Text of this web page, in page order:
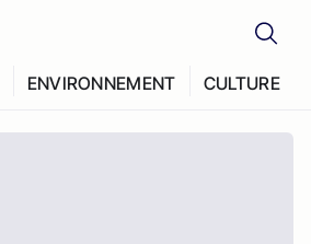
ENVIRONNEMENT CULTURE